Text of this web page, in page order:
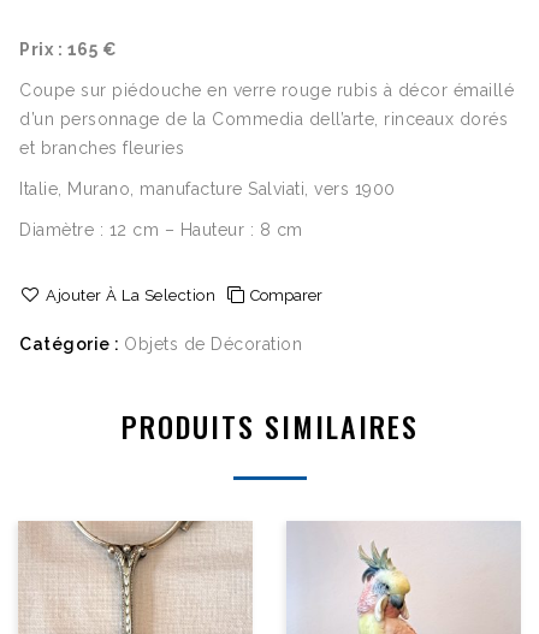
Prix : 165 €
Coupe sur piédouche en verre rouge rubis à décor émaillé
d’un personnage de la Commedia dell’arte, rinceaux dorés
et branches fleuries
Italie, Murano, manufacture Salviati, vers 1900
Diamètre : 12 cm – Hauteur : 8 cm
Ajouter À La Selection Comparer
Catégorie : Objets de Décoration
PRODUITS SIMILAIRES